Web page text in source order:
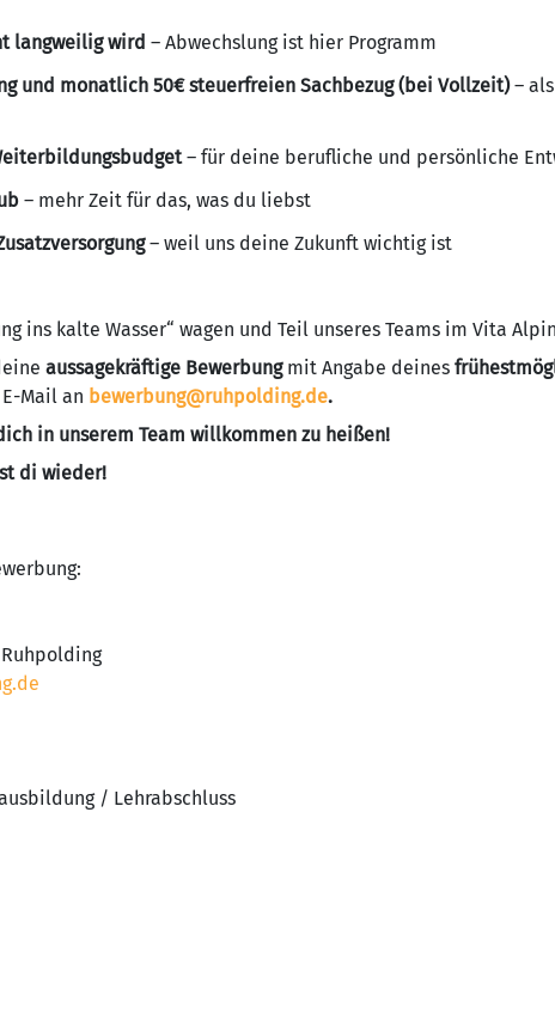
langweilig wird – Abwechslung ist hier Programm
und monatlich 50€ steuerfreien Sachbezug (bei Vollzeit)–
– für deine berufliche und persönliche
– mehr Zeit für das, was du liebst
– weil uns deine Zukunft wichtig ist
ins kalte Wasser“ wagen und Teil unseres Teams im Vita
aussagekräftige Bewerbungmit Angabe deines
Mail an bewerbung@ruhpolding.de.
in unserem Team willkommen zu heißen!
di wieder!
/ Lehrabschluss